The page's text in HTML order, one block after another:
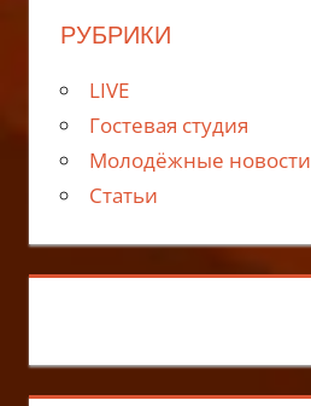
РУБРИКИ
LIVE
Гостевая студия
Молодёжные новости
Статьи